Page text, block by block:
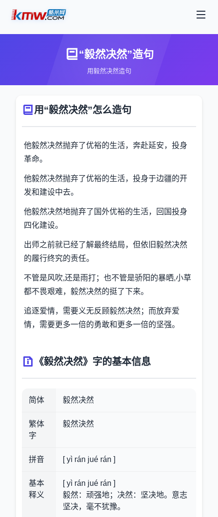
“毅然决然”造句
用毅然决然造句
用“毅然决然”怎么造句
他毅然决然抛弃了优裕的生活，奔赴延安，投身
革命。
他毅然决然抛弃了优裕的生活，投身于边疆的开
发和建设中去。
他毅然决然地抛弃了国外优裕的生活，回国投身
四化建设。
出师之前就已经了解最终结局，但依旧毅然决然
的履行终究的责任。
不管是风吹,还是雨打；也不管是骄阳的暴晒,小草
都不畏艰难，毅然决然的挺了下来。
追逐爱情，需要义无反顾毅然决然；而放弃爱
情，需要更多一倍的勇敢和更多一倍的坚强。
《毅然决然》字的基本信息
简体 毅然决然
繁体
字
毅然決然
拼音 [ yì rán jué rán ]
基本
释义
[ yì rán jué rán ]
毅然：顽强地；决然：坚决地。意志
坚决，毫不犹豫。